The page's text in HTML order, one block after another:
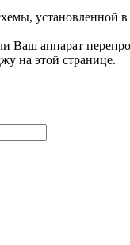
установленной
Ваш аппарат
на этой странице.